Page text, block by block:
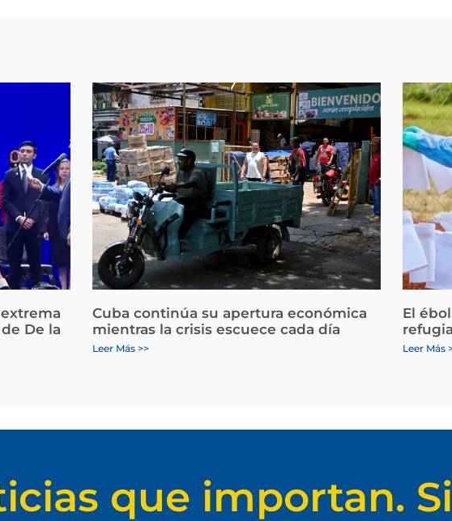
De la
Cuba continúa su apertura económica
mientras la crisis escuece cada día
Leer Más >>
El
Leer Más
que importan.